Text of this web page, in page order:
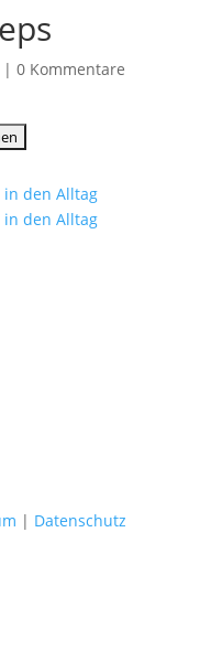
0 Kommentare
in den Alltag
in den Alltag
| Datenschutz